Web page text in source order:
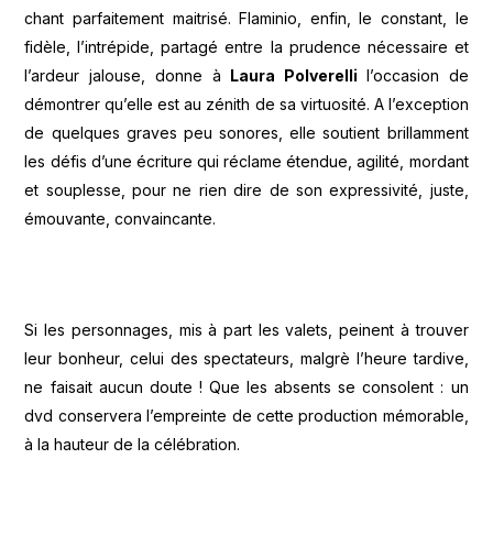
chant parfaitement maitrisé. Flaminio, enfin, le constant, le
fidèle, l’intrépide, partagé entre la prudence nécessaire et
l’ardeur jalouse, donne à Laura Polverelli l’occasion de
démontrer qu’elle est au zénith de sa virtuosité. A l’exception
de quelques graves peu sonores, elle soutient brillamment
les défis d’une écriture qui réclame étendue, agilité, mordant
et souplesse, pour ne rien dire de son expressivité, juste,
émouvante, convaincante.
Si les personnages, mis à part les valets, peinent à trouver
leur bonheur, celui des spectateurs, malgrè l’heure tardive,
ne faisait aucun doute ! Que les absents se consolent : un
dvd conservera l’empreinte de cette production mémorable,
à la hauteur de la célébration.